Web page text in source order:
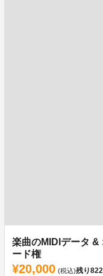
楽曲のMIDIデータ &
ード権
¥20,000 (税込)残り822